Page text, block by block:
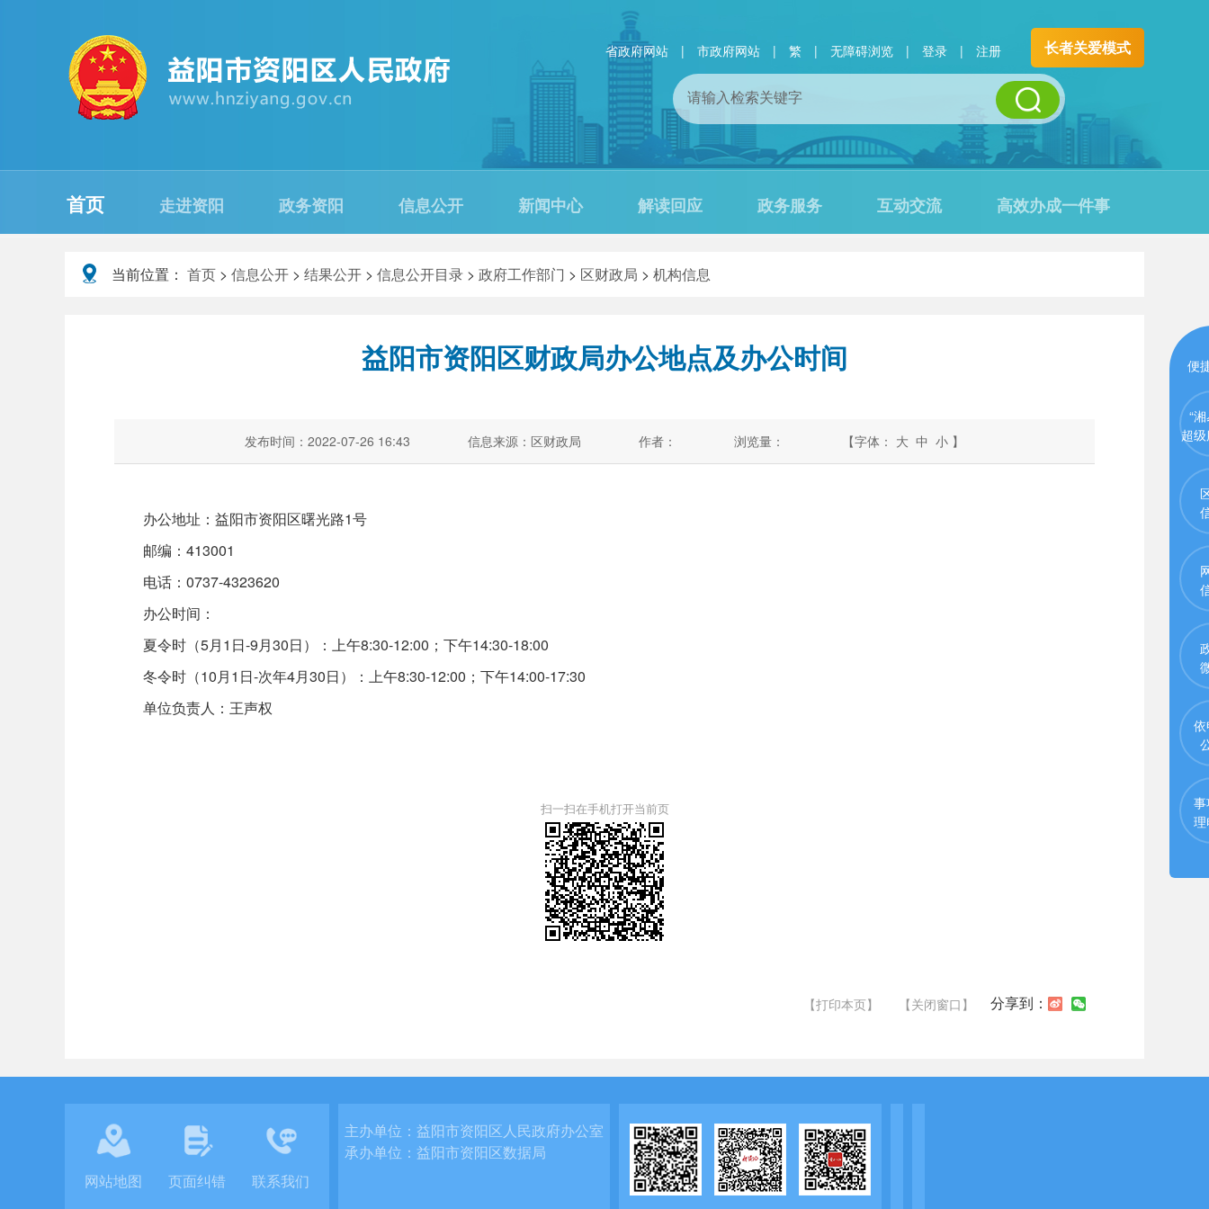
省政府网站 | 市政府网站 | 繁 | 无障碍浏览 | 登录 | 注册 长者关爱模式
首页 走进资阳 政务资阳 信息公开 新闻中心 解读回应 政务服务 互动交流 高效办成一件事
当前位置： 首页 > 信息公开 > 结果公开 > 信息公开目录 > 政府工作部门 > 区财政局 > 机构信息
益阳市资阳区财政局办公地点及办公时间
发布时间：2022-07-26 16:43 信息来源：区财政局 作者： 浏览量： 【字体： 大 中 小 】
办公地址：益阳市资阳区曙光路1号
邮编：413001
电话：0737-4323620
办公时间：
夏令时（5月1日-9月30日）：上午8:30-12:00；下午14:30-18:00
冬令时（10月1日-次年4月30日）：上午8:30-12:00；下午14:00-17:30
单位负责人：王声权
扫一扫在手机打开当前页
【打印本页】 【关闭窗口】 分享到：
便
“
超
网站地图 页面纠错 联系我们
主办单位：益阳市资阳区人民政府办公室
承办单位：益阳市资阳区数据局